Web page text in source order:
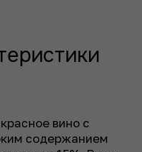
вино с
содержанием